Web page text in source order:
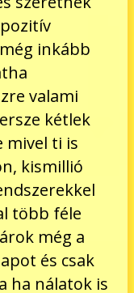
inkább
valami
kétlek
mivel ti is
kismillió
több féle
még a
és csak
ha nálatok is